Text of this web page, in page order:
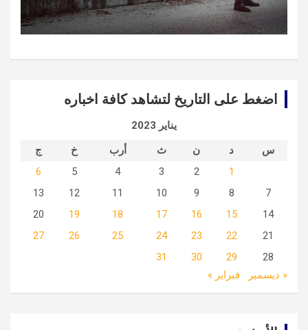
اضغط على التاريخ لتشاهد كافة اخباره
يناير 2023
س
د ن ث أرب خ
ج
1
2
3
4
5
6
7
8
9
10
11
12
13
14
15
16
17
18
19
20
21
22
23
24
25
26
27
28
29
30
31
« ديسمبر
فبراير »